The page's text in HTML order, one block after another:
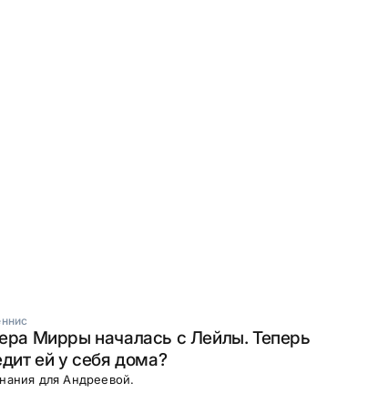
Мирры началась с Лейлы. Теперь
ей у себя дома?
для Андреевой.